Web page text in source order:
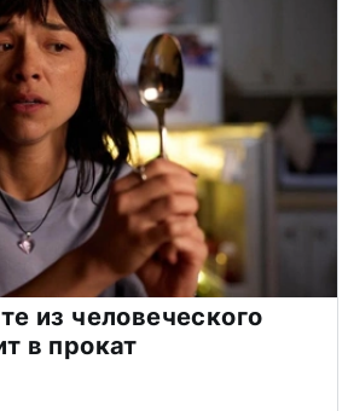
из человеческого
в прокат